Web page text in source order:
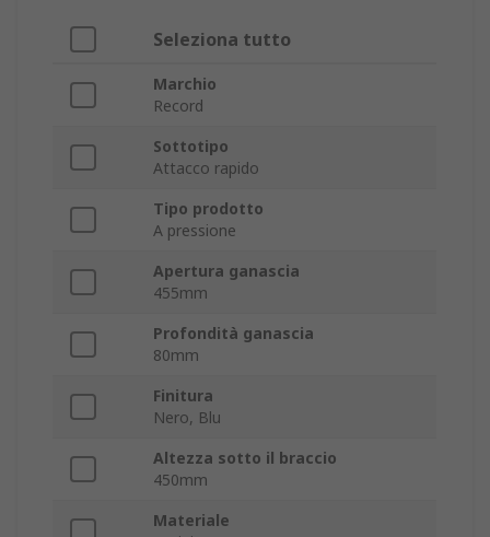
Seleziona tutto
Marchio
Record
Sottotipo
Attacco rapido
Tipo prodotto
A pressione
Apertura ganascia
455mm
Profondità ganascia
80mm
Finitura
Nero, Blu
Altezza sotto il braccio
450mm
Materiale